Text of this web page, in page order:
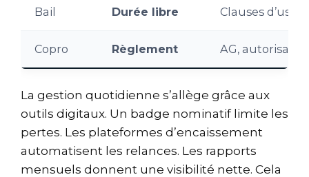
Bail Durée libre Clauses
Copro Règlement AG,
La gestion quotidienne s’allège grâce aux
outils digitaux. Un badge nominatif limite les
pertes. Les plateformes d’encaissement
automatisent les relances. Les rapports
mensuels donnent une visibilité nette. Cela